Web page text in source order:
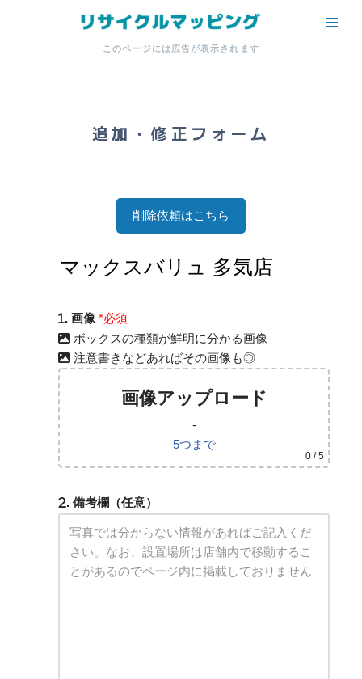
このページには広告が表示されます
追加・修正フォーム
削除依頼はこちら
. 画像 *必須
ボックスの種類が鮮明に分かる画像
注意書きなどあればその画像も◎
画像アップロード
-
5つまで
0 / 5
. 備考欄（任意）